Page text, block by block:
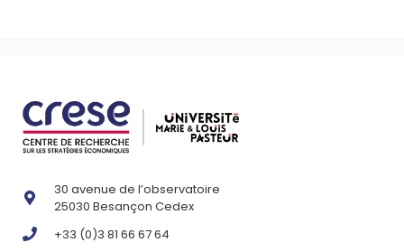
30 avenue de l’observatoire
25030 Besançon Cedex
+33 (0)3 81 66 67 64